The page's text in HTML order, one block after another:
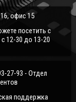
офис 15
посетить с
12-30 до 13-20
27-93 - Отдел
поддержка